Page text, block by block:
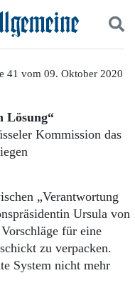
41 vom 09. Oktober 2020
Lösung“
Kommission das
„Verantwortung
Ursula von
für eine
zu verpacken.
System nicht mehr